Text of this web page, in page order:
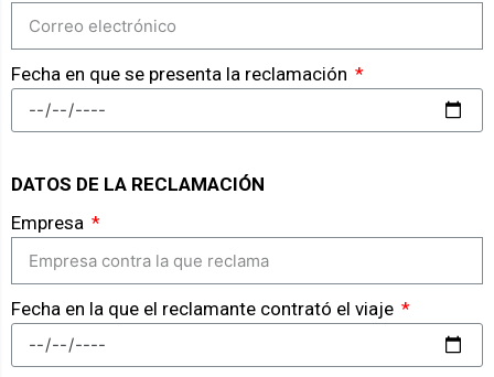
Fecha en que se presenta la reclamación
DATOS DE LA RECLAMACIÓN
Empresa
Fecha en la que el reclamante contrató el viaje